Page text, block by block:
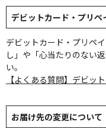
デビットカード・プリペ
デビットカード・プリペ
し」や「心当たりのない
い。
【よくある質問】デビッ
お届け先の変更について